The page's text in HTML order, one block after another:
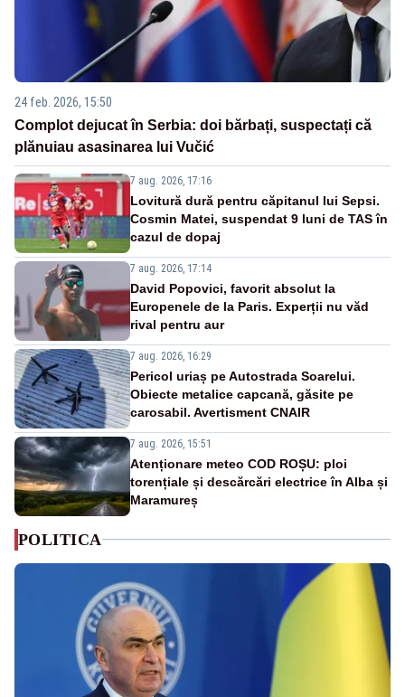
24 feb. 2026, 15:50
Complot dejucat în Serbia: doi bărbați, suspectați că
plănuiau asasinarea lui Vučić
7 aug. 2026, 17:16
Lovitură dură pentru căpitanul lui Sepsi.
Cosmin Matei, suspendat 9 luni de TAS în
cazul de dopaj
7 aug. 2026, 17:14
David Popovici, favorit absolut la
Europenele de la Paris. Experții nu văd
rival pentru aur
7 aug. 2026, 16:29
Pericol uriaș pe Autostrada Soarelui.
Obiecte metalice capcană, găsite pe
carosabil. Avertisment CNAIR
7 aug. 2026, 15:51
Atenționare meteo COD ROȘU: ploi
torențiale și descărcări electrice în Alba și
Maramureș
POLITICA